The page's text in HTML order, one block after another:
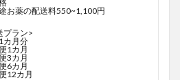
お薬の配送料550~1,100円
プラン>
カ月分
1カ月
3カ月
6カ月
12カ月